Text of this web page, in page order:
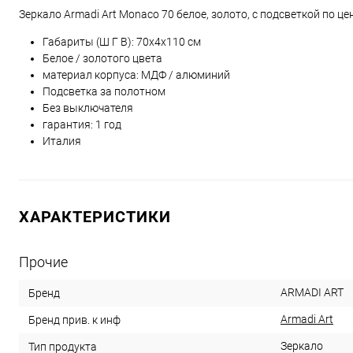
Зеркало Armadi Art Monaco 70 белое, золото, с подсветкой по
Габариты (Ш Г В): 70x4x110 см
Белое / золотого цвета
материал корпуса: МДФ / алюминий
Подсветка за полотном
Без выключателя
гарантия: 1 год
Италия
ХАРАКТЕРИСТИКИ
Прочие
Бренд ARMADI ART
Бренд прив. к инф Armadi Art
Тип продукта Зеркало